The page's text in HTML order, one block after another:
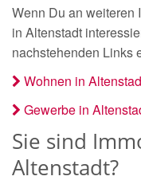
Wenn Du an weiteren
in Altenstadt
nachstehenden Links
Wohnen in
Gewerbe in
Sie sind
Altenstadt?